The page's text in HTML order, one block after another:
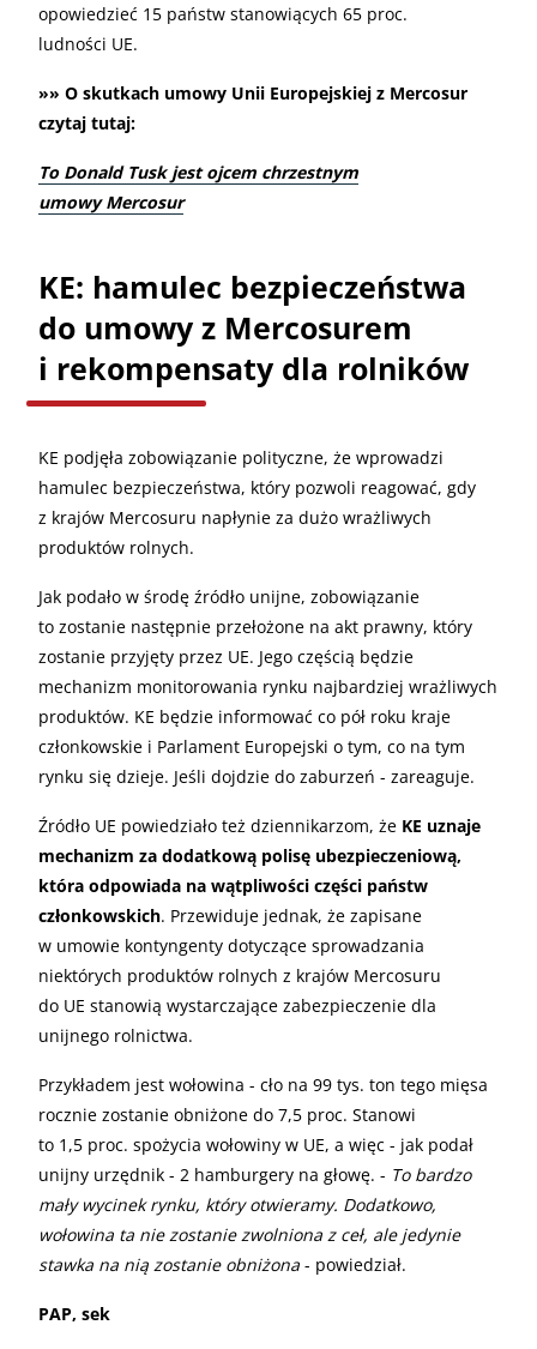
opowiedzieć 15 państw stanowiących 65 proc.
ludności UE.
»» O skutkach umowy Unii Europejskiej z Mercosur
czytaj tutaj:
To Donald Tusk jest ojcem chrzestnym
umowy Mercosur
KE: hamulec bezpieczeństwa
do umowy z Mercosurem
i rekompensaty dla rolników
KE podjęła zobowiązanie polityczne, że wprowadzi
hamulec bezpieczeństwa, który pozwoli reagować, gdy
z krajów Mercosuru napłynie za dużo wrażliwych
produktów rolnych.
Jak podało w środę źródło unijne, zobowiązanie
to zostanie następnie przełożone na akt prawny, który
zostanie przyjęty przez UE. Jego częścią będzie
mechanizm monitorowania rynku najbardziej wrażliwych
produktów. KE będzie informować co pół roku kraje
członkowskie i Parlament Europejski o tym, co na tym
rynku się dzieje. Jeśli dojdzie do zaburzeń - zareaguje.
Źródło UE powiedziało też dziennikarzom, że KE uznaje
mechanizm za dodatkową polisę ubezpieczeniową,
która odpowiada na wątpliwości części państw
członkowskich. Przewiduje jednak, że zapisane
w umowie kontyngenty dotyczące sprowadzania
niektórych produktów rolnych z krajów Mercosuru
do UE stanowią wystarczające zabezpieczenie dla
unijnego rolnictwa.
Przykładem jest wołowina - cło na 99 tys. ton tego mięsa
rocznie zostanie obniżone do 7,5 proc. Stanowi
to 1,5 proc. spożycia wołowiny w UE, a więc - jak podał
unijny urzędnik - 2 hamburgery na głowę. - To bardzo
mały wycinek rynku, który otwieramy. Dodatkowo,
wołowina ta nie zostanie zwolniona z ceł, ale jedynie
stawka na nią zostanie obniżona - powiedział.
PAP, sek